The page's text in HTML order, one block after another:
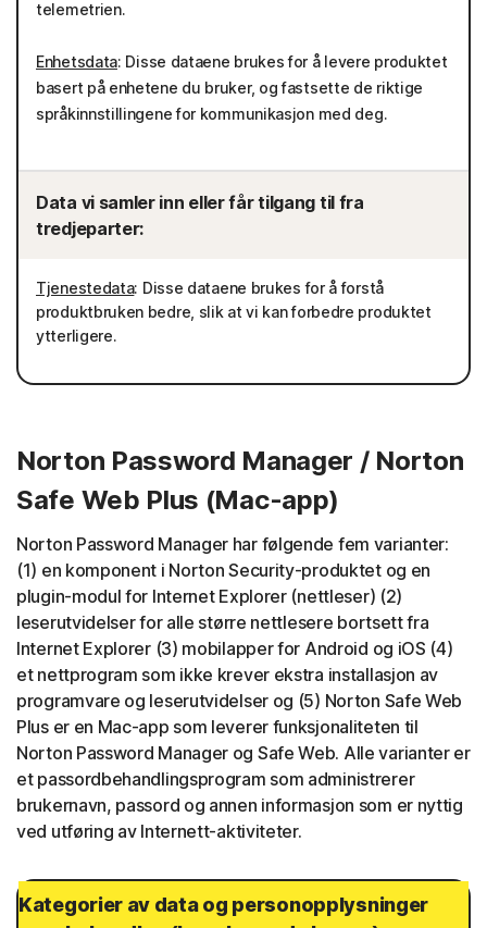
telemetrien.
Enhetsdata: Disse dataene brukes for å levere produktet
basert på enhetene du bruker, og fastsette de riktige
språkinnstillingene for kommunikasjon med deg.
Data vi samler inn eller får tilgang til fra
tredjeparter:
Tjenestedata: Disse dataene brukes for å forstå
produktbruken bedre, slik at vi kan forbedre produktet
ytterligere.
Norton Password Manager / Norton
Safe Web Plus (Mac-app)
Norton Password Manager har følgende fem varianter:
(1) en komponent i Norton Security-produktet og en
plugin-modul for Internet Explorer (nettleser) (2)
leserutvidelser for alle større nettlesere bortsett fra
Internet Explorer (3) mobilapper for Android og iOS (4)
et nettprogram som ikke krever ekstra installasjon av
programvare og leserutvidelser og (5) Norton Safe Web
Plus er en Mac-app som leverer funksjonaliteten til
Norton Password Manager og Safe Web. Alle varianter er
et passordbehandlingsprogram som administrerer
brukernavn, passord og annen informasjon som er nyttig
ved utføring av Internett-aktiviteter.
Kategorier av data og personopplysninger